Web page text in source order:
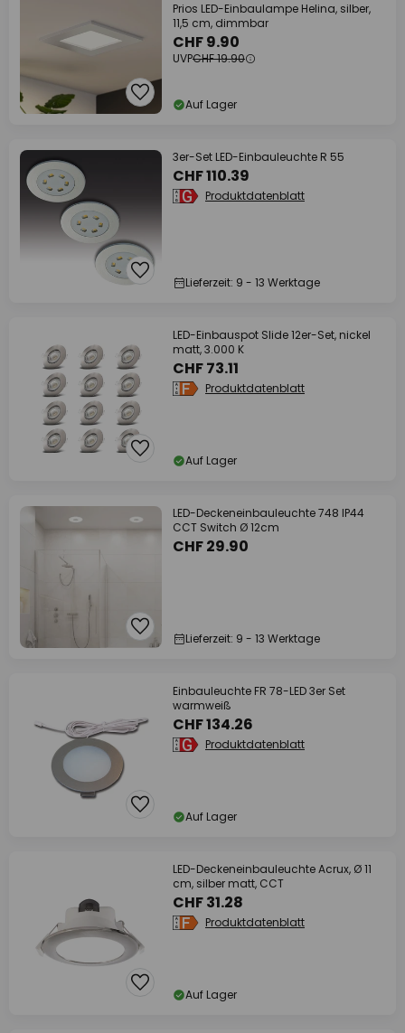
Prios LED-Einbaulampe Helina, silber,
11,5 cm, dimmbar
CHF 9.90
UVPCHF 19.90
Auf Lager
3er-Set LED-Einbauleuchte R 55
CHF 110.39
Produktdatenblatt
Lieferzeit: 9 - 13 Werktage
LED-Einbauspot Slide 12er-Set, nickel
matt, 3.000 K
CHF 73.11
Produktdatenblatt
Auf Lager
LED-Deckeneinbauleuchte 748 IP44
CCT Switch Ø 12cm
CHF 29.90
Lieferzeit: 9 - 13 Werktage
Einbauleuchte FR 78-LED 3er Set
warmweiß
CHF 134.26
Produktdatenblatt
Auf Lager
LED-Deckeneinbauleuchte Acrux, Ø 11
cm, silber matt, CCT
CHF 31.28
Produktdatenblatt
Auf Lager